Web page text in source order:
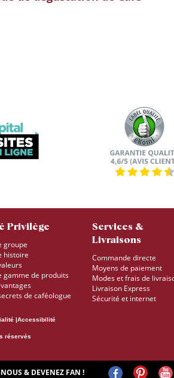
Privilège
groupe
histoire
gamme de produits
de caféologue
Services &
Livraisons
Commande directe
Moyens de paiement
Modes et frais de
Livraison Express
Sécurité et internet
Accessibilité
réservés
& DEVENEZ FAN !